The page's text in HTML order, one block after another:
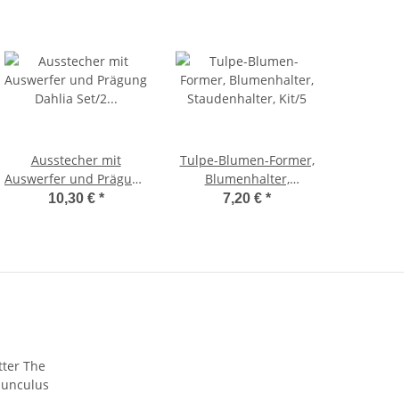
Ausstecher mit
Auswerfer und Prägung
Dahlia Set/2 Ø90 - Ø65
10,30 € *
Tulpe-Blumen-Former,
Blumenhalter,
Staudenhalter, Kit/5
7,20 € *